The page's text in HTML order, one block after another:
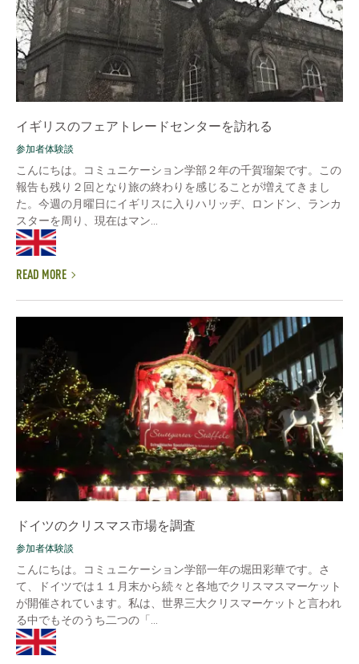
イギリスのフェアトレードセンターを訪れる
参加者体験談
こんにちは。コミュニケーション学部２年の千賀瑠架です。この
報告も残り２回となり旅の終わりを感じることが増えてきまし
た。今週の月曜日にイギリスに入りハリッヂ、ロンドン、ランカ
スターを周り、現在はマン...
READ MORE
ドイツのクリスマス市場を調査
参加者体験談
こんにちは。コミュニケーション学部一年の堀田彩華です。さ
て、ドイツでは１１月末から続々と各地でクリスマスマーケット
が開催されています。私は、世界三大クリスマーケットと言われ
る中でもそのうち二つの「...